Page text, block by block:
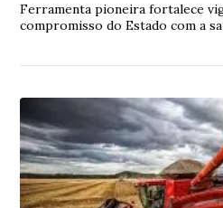
Ferramenta pioneira fortalece
compromisso do Estado com a